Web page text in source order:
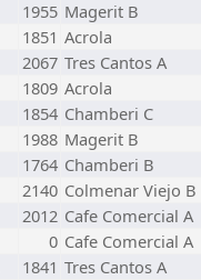
1955 Magerit B
1851 Acrola
2067 Tres Cantos A
1809 Acrola
1854 Chamberi C
1988 Magerit B
1764 Chamberi B
2140 Colmenar Viejo B
2012 Cafe Comercial A
0 Cafe Comercial A
1841 Tres Cantos A